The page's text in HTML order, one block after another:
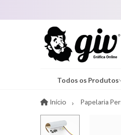
Todos os Produtos
Início InícioPapelaria